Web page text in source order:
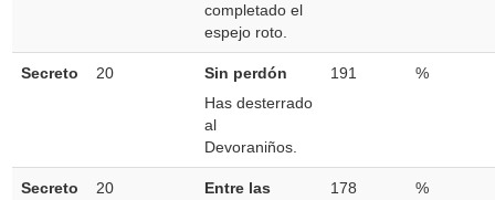
completado el
espejo roto.
Secreto 20
Sin perdón
Has desterrado
al
Devoraniños.
191 %
Secreto 20
Entre las
178 %